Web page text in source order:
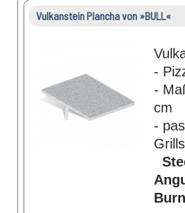
Vulkanstein Plancha von »BULL«
-
-
cm
-